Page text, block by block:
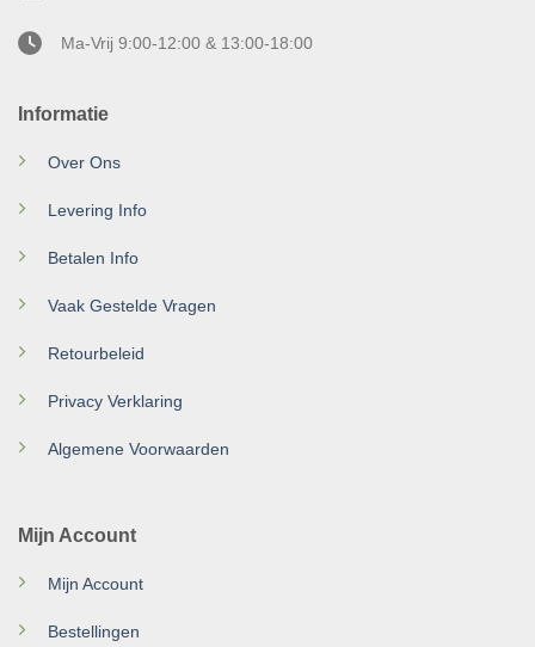
Informatie
Over Ons
Levering Info
Betalen Info
Vaak Gestelde Vragen
Retourbeleid
Privacy Verklaring
Algemene Voorwaarden
Mijn Account
Mijn Account
Bestellingen
Ma-Vrij 9:00-12:00 & 13:00-18:00